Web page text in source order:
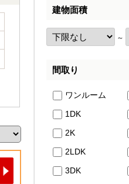
建物面積
～
間取り
ワンルーム
1DK
2K
2LDK
3DK